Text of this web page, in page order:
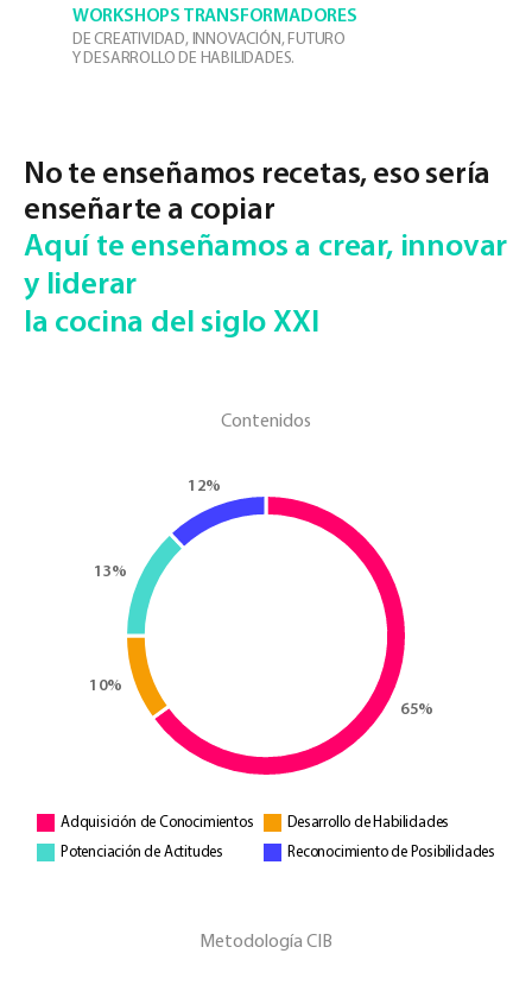
WORKSHOPS TRANSFORMADORES
DE CREATIVIDAD, INNOVACIÓN, FUTURO
Y DESARROLLO DE HABILIDADES.
No te enseñamos recetas, eso sería
enseñarte a copiar
Aquí te enseñamos a crear, innovar
y liderar
la cocina del siglo XXI
Contenidos
Adquisición de Conocimientos
Desarrollo de Habilidades
Potenciación de Actitudes
Reconocimiento de Posibilidades
Metodología CIB